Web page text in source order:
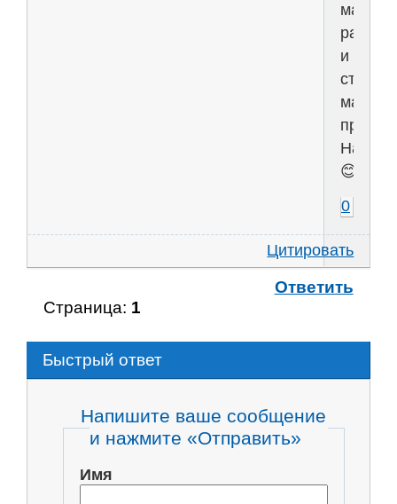
и
сторить
😊
0
Цитировать
Ответить
Страница: 1
Быстрый ответ
Напишите ваше сообщение
и нажмите «Отправить»
Имя